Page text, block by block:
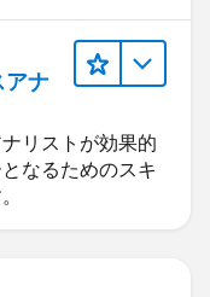
アナ
リストが効果的
なるためのスキ